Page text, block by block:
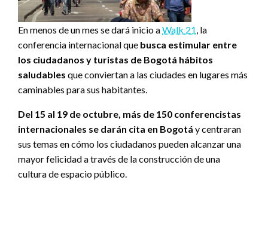
En menos de un mes se dará inicio aWalk 21, la
conferencia internacional que busca estimular entre
los ciudadanos y turistas de Bogotá hábitos
saludables que conviertan a las ciudades en lugares más
caminables para sus habitantes.
Del 15 al 19 de octubre, más de 150 conferencistas
internacionales se darán cita en Bogotá y centraran
sus temas en cómo los ciudadanos pueden alcanzar una
mayor felicidad a través de la construcción de una
cultura de espacio público.